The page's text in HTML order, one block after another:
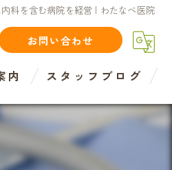
科を含む病院を経営 | わたなべ医院
お問い合わせ
内 スタッフブログ